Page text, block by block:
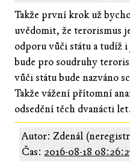
Takže první krok už
uvědomit, že terorismus
odporu vůči státu a tudíž
bude pro soudruhy
vůči státu bude nazváno
Takže vážení přítomní
odsedění těch dvanácti let.
Autor: Zdenál
Čas: 2016-08-18